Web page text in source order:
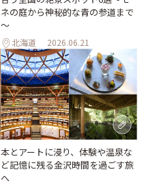
ネの庭から神秘的な青の参道まで
～
北海道 2026.06.21
本とアートに浸り、体験や温泉な
ど記憶に残る金沢時間を過ごす旅
へ